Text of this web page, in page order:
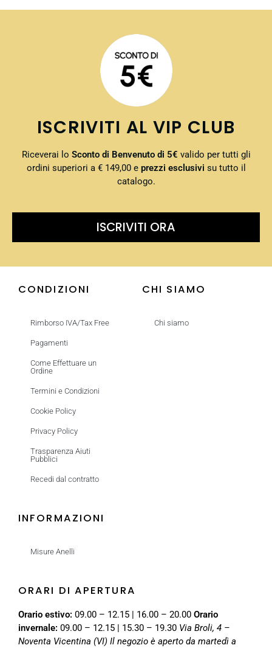
ISCRIVITI AL VIP CLUB
Riceverai lo Sconto di Benvenuto di 5€ valido per tutti gli
ordini superiori a € 149,00 e prezzi esclusivi su tutto il
catalogo.
ISCRIVITI ORA
CONDIZIONI
Rimborso IVA/Tax Free
Pagamenti
Come Effettuare un
Ordine
Termini e Condizioni
Cookie Policy
Privacy Policy
Trasparenza Aiuti
Pubblici
Recedi dal contratto
CHI SIAMO
Chi siamo
INFORMAZIONI
Misure Anelli
ORARI DI APERTURA
Orario estivo: 09.00 – 12.15 | 16.00 – 20.00 Orario
invernale: 09.00 – 12.15 | 15.30 – 19.30 Via Broli, 4 –
Noventa Vicentina (VI) Il negozio è aperto da martedì a